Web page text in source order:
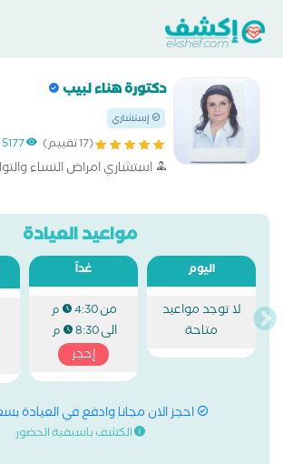
دكتورة هناء لبيب
إستشاري
(17 تقييم) 5177
استشاري امراض النساء
مواعيد العيادة
اليوم
لا توجد مواعيد
متاحة
غداً
من4:30 م
الى8:30 م
إحجز
احجز الان مجانا وادفع في العيادة
الكشف باسبقية الحضور